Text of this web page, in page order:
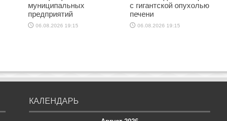
муниципальных
предприятий
06.08.2026 19:15
с гигантской опухолью
печени
06.08.2026 19:15
КАЛЕНДАРЬ